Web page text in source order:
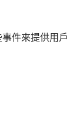
件來提供用戶